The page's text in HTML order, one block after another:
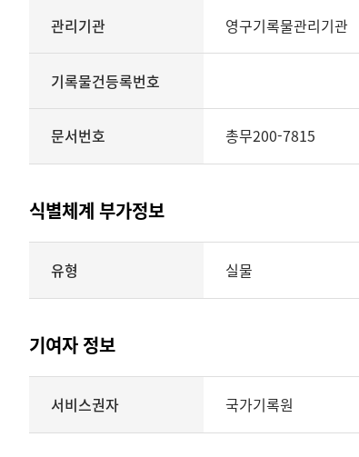
관리기관 영구기록물관리기관
기록물건등록번호
문서번호 총무200-7815
식별체계 부가정보
부가정보의
유형
표현형태
제공
유형 실물
기여자 정보
기여자
정보를
서비스권자 국가기록원